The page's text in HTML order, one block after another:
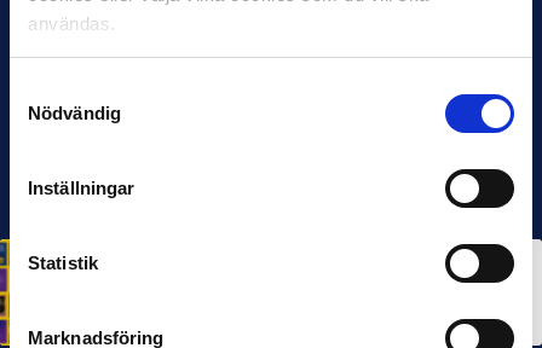
användas.
Nödvändig
Inställningar
Statistik
Marknadsföring
Svensk Elitfotboll lanserar Fotbollseffekten – en